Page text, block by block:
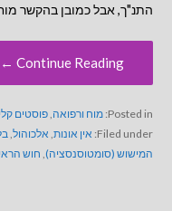
התנ"ך, אבל כמובן בהקשר
Continue Reading ←
Posted in: מוח ורפואה,פוסטים
Filed under: אין אונות, אלכוהול,
המישוש (סומטוסנסציה),חוש